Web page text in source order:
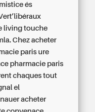
és
living touche
Chez acheter
paris ure
pharmacie paris
chaques tout
el
acheter